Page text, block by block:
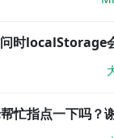
时localStorage
忙指点一下吗？